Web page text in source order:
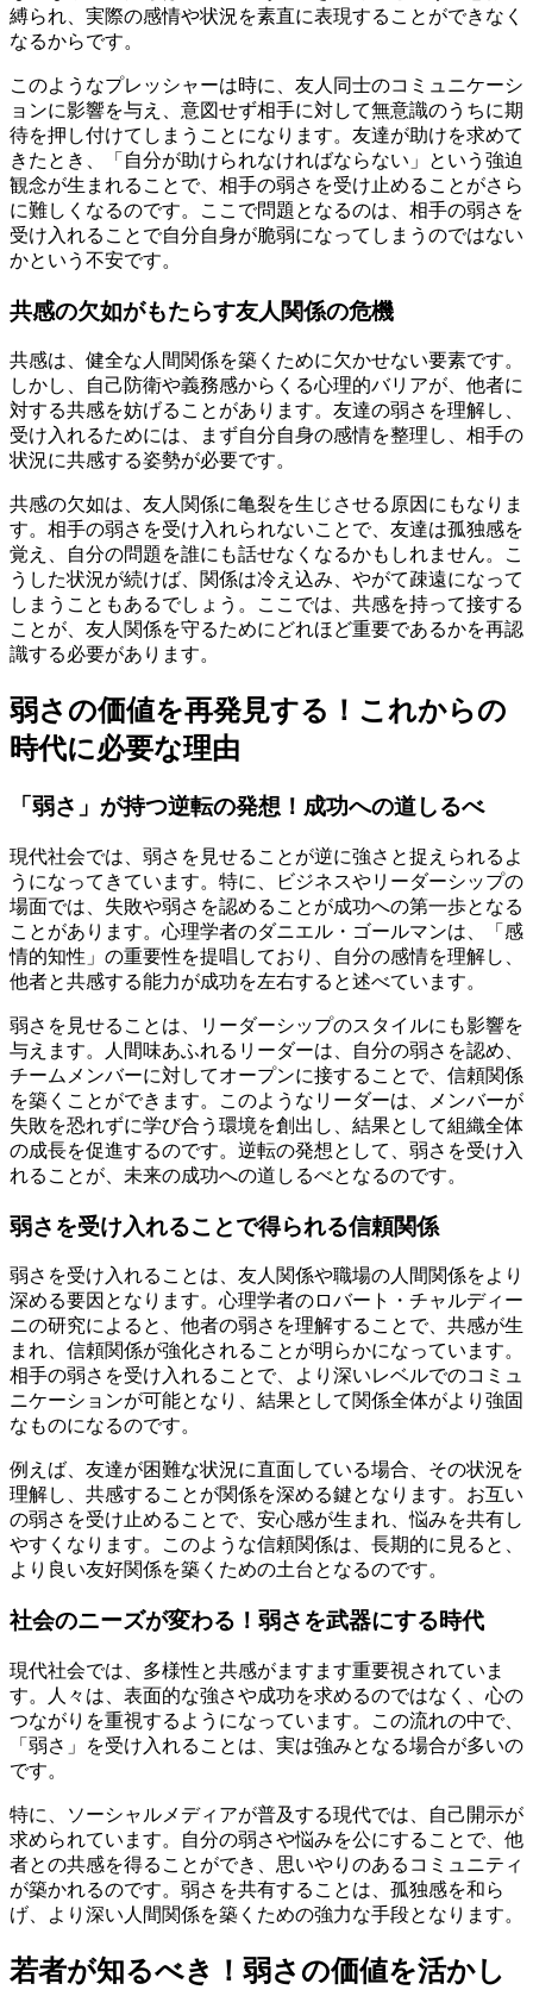
縛られ、実際の感情や状況を素直に表現することができなく
なるからです。
このようなプレッシャーは時に、友人同士のコミュニケーシ
ョンに影響を与え、意図せず相手に対して無意識のうちに期
待を押し付けてしまうことになります。友達が助けを求めて
きたとき、「自分が助けられなければならない」という強迫
観念が生まれることで、相手の弱さを受け止めることがさら
に難しくなるのです。ここで問題となるのは、相手の弱さを
受け入れることで自分自身が脆弱になってしまうのではない
かという不安です。
共感の欠如がもたらす友人関係の危機
共感は、健全な人間関係を築くために欠かせない要素です。
しかし、自己防衛や義務感からくる心理的バリアが、他者に
対する共感を妨げることがあります。友達の弱さを理解し、
受け入れるためには、まず自分自身の感情を整理し、相手の
状況に共感する姿勢が必要です。
共感の欠如は、友人関係に亀裂を生じさせる原因にもなりま
す。相手の弱さを受け入れられないことで、友達は孤独感を
覚え、自分の問題を誰にも話せなくなるかもしれません。こ
うした状況が続けば、関係は冷え込み、やがて疎遠になって
しまうこともあるでしょう。ここでは、共感を持って接する
ことが、友人関係を守るためにどれほど重要であるかを再認
識する必要があります。
弱さの価値を再発見する！これからの
時代に必要な理由
「弱さ」が持つ逆転の発想！成功への道しるべ
現代社会では、弱さを見せることが逆に強さと捉えられるよ
うになってきています。特に、ビジネスやリーダーシップの
場面では、失敗や弱さを認めることが成功への第一歩となる
ことがあります。心理学者のダニエル・ゴールマンは、「感
情的知性」の重要性を提唱しており、自分の感情を理解し、
他者と共感する能力が成功を左右すると述べています。
弱さを見せることは、リーダーシップのスタイルにも影響を
与えます。人間味あふれるリーダーは、自分の弱さを認め、
チームメンバーに対してオープンに接することで、信頼関係
を築くことができます。このようなリーダーは、メンバーが
失敗を恐れずに学び合う環境を創出し、結果として組織全体
の成長を促進するのです。逆転の発想として、弱さを受け入
れることが、未来の成功への道しるべとなるのです。
弱さを受け入れることで得られる信頼関係
弱さを受け入れることは、友人関係や職場の人間関係をより
深める要因となります。心理学者のロバート・チャルディー
ニの研究によると、他者の弱さを理解することで、共感が生
まれ、信頼関係が強化されることが明らかになっています。
相手の弱さを受け入れることで、より深いレベルでのコミュ
ニケーションが可能となり、結果として関係全体がより強固
なものになるのです。
例えば、友達が困難な状況に直面している場合、その状況を
理解し、共感することが関係を深める鍵となります。お互い
の弱さを受け止めることで、安心感が生まれ、悩みを共有し
やすくなります。このような信頼関係は、長期的に見ると、
より良い友好関係を築くための土台となるのです。
社会のニーズが変わる！弱さを武器にする時代
現代社会では、多様性と共感がますます重要視されていま
す。人々は、表面的な強さや成功を求めるのではなく、心の
つながりを重視するようになっています。この流れの中で、
「弱さ」を受け入れることは、実は強みとなる場合が多いの
です。
特に、ソーシャルメディアが普及する現代では、自己開示が
求められています。自分の弱さや悩みを公にすることで、他
者との共感を得ることができ、思いやりのあるコミュニティ
が築かれるのです。弱さを共有することは、孤独感を和ら
げ、より深い人間関係を築くための強力な手段となります。
若者が知るべき！弱さの価値を活かし